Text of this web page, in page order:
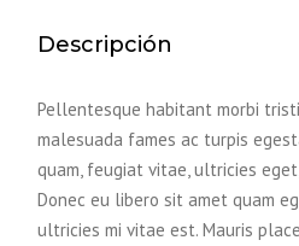
Descripción
Pellentesque habitant morbi
malesuada fames ac turpis
quam, feugiat vitae, ultricies
Donec eu libero sit amet quam
ultricies mi vitae est. Mauris